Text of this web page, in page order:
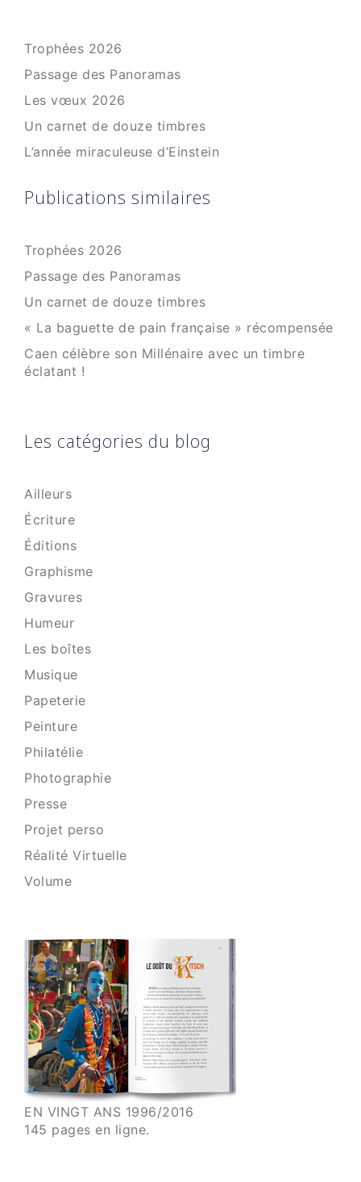
Trophées 2026
Passage des Panoramas
Les vœux 2026
Un carnet de douze timbres
L’année miraculeuse d’Einstein
Publications similaires
Trophées 2026
Passage des Panoramas
Un carnet de douze timbres
« La baguette de pain française » récompensée
Caen célèbre son Millénaire avec un timbre
éclatant !
Les catégories du blog
Ailleurs
Écriture
Éditions
Graphisme
Gravures
Humeur
Les boîtes
Musique
Papeterie
Peinture
Philatélie
Photographie
Presse
Projet perso
Réalité Virtuelle
Volume
EN VINGT ANS 1996/2016
145 pages en ligne.